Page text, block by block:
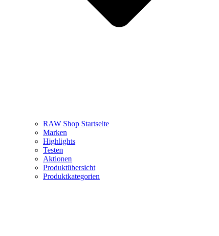
RAW Shop Startseite
Marken
Highlights
Testen
Aktionen
Produktübersicht
Produktkategorien